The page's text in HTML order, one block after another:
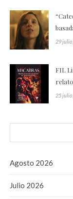
29
FIL
25
Agosto 2026
Julio 2026